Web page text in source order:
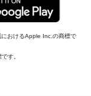
おけるApple Inc.の商標で
す。